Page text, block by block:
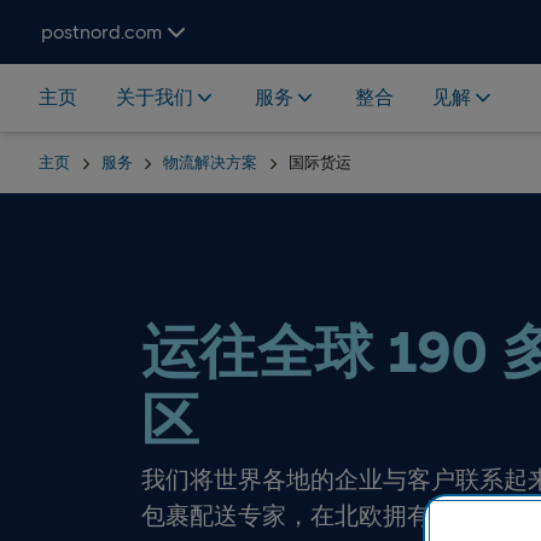
postnord.com
主页 关于我们 服务 整合 见解
主页 服务 物流解决方案 国际货运
运往全球 190
区
我们将世界各地的企业与客户联系起
包裹配送专家，在北欧拥有最大的物